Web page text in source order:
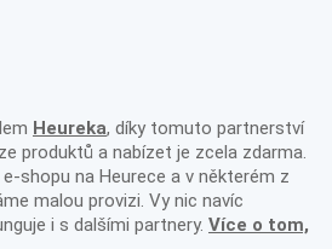
Heureka, díky tomuto partnerství
produktů a nabízet je zcela zdarma.
shopu na Heurece a v některém z
malou provizi. Vy nic navíc
i s dalšími partnery. Více o tom,